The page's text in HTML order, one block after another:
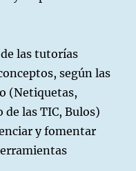
las tutorías
según las
(Netiquetas,
de las TIC, Bulos)
y fomentar